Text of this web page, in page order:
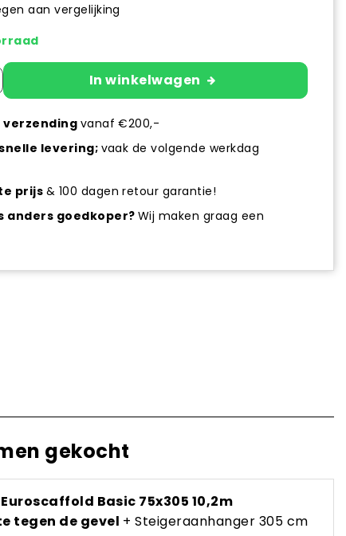
aan vergelijking
In winkelwagen
verzending vanaf €200,-
levering;vaak de volgende werkdag
prijs& 100 dagen retour garantie!
anders goedkoper? Wij maken graag een
gekocht
Basic 75x305 10,2m
tegen de gevel + Steigeraanhanger 305 cm